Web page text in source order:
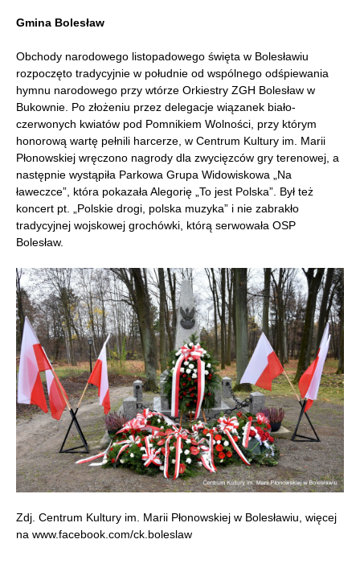
Gmina Bolesław
Obchody narodowego listopadowego święta w Bolesławiu
rozpoczęto tradycyjnie w południe od wspólnego odśpiewania
hymnu narodowego przy wtórze Orkiestry ZGH Bolesław w
Bukownie. Po złożeniu przez delegacje wiązanek biało-
czerwonych kwiatów pod Pomnikiem Wolności, przy którym
honorową wartę pełnili harcerze, w Centrum Kultury im. Marii
Płonowskiej wręczono nagrody dla zwycięzców gry terenowej, a
następnie wystąpiła Parkowa Grupa Widowiskowa „Na
ławeczce”, która pokazała Alegorię „To jest Polska”. Był też
koncert pt. „Polskie drogi, polska muzyka” i nie zabrakło
tradycyjnej wojskowej grochówki, którą serwowała OSP
Bolesław.
Zdj. Centrum Kultury im. Marii Płonowskiej w Bolesławiu, więcej
na www.facebook.com/ck.boleslaw